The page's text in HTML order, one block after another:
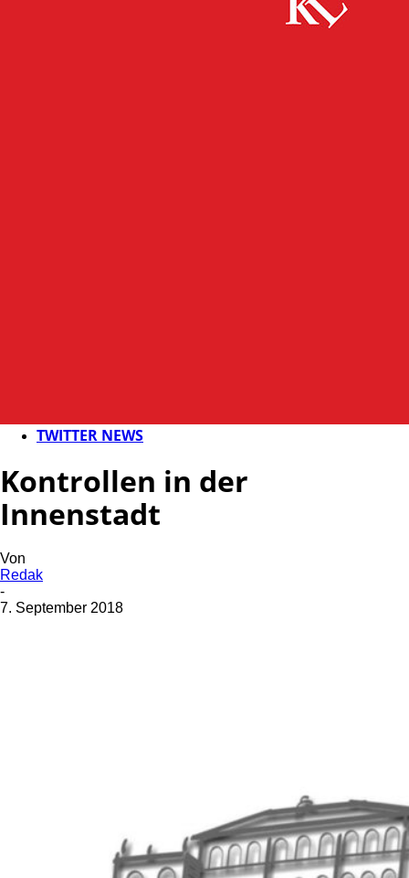
TWITTER NEWS
Kontrollen in der
Innenstadt
Von
Redak
-
7. September 2018